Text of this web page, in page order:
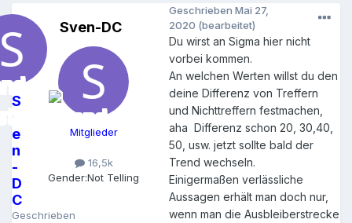
S
v
e
n
-
D
C
Geschrieben
Sven-DC
Mitglieder
16,5k
Gender:Not Telling
Geschrieben Mai 27,
2020 (bearbeitet)
Du wirst an Sigma hier nicht
vorbei kommen.
An welchen Werten willst du den
deine Differenz von Treffern
und Nichttreffern festmachen,
aha Differenz schon 20, 30,40,
50, usw. jetzt sollte bald der
Trend wechseln.
Einigermaßen verlässliche
Aussagen erhält man doch nur,
wenn man die Ausbleiberstrecke